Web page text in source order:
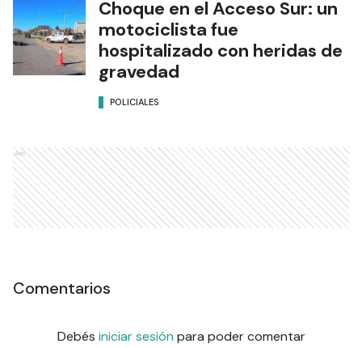
Choque en el Acceso Sur: un
motociclista fue
hospitalizado con heridas de
gravedad
POLICIALES
Ads
Comentarios
Debés iniciar sesión para poder comentar